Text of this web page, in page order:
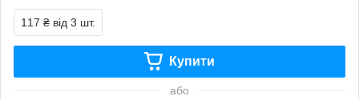
117 ₴ від 3 шт.
Купити
або